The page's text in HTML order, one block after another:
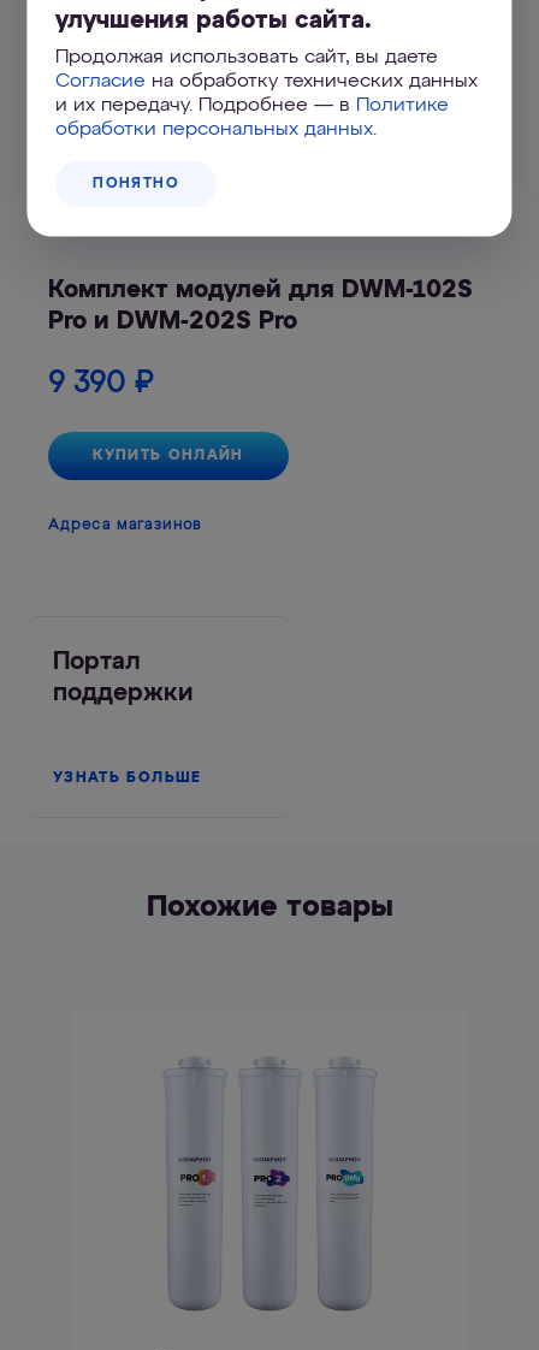
Комплект модулей для DWM-102S
Pro и DWM-202S Pro
9 390 ₽
КУПИТЬ ОНЛАЙН
Адреса магазинов
Портал
поддержки
УЗНАТЬ БОЛЬШЕ
Похожие товары
улучшения работы сайта.
Продолжая использовать сайт, вы даете
Согласие на обработку технических данных
и их передачу. Подробнее — в Политике
обработки персональных данных.
ПОНЯТНО